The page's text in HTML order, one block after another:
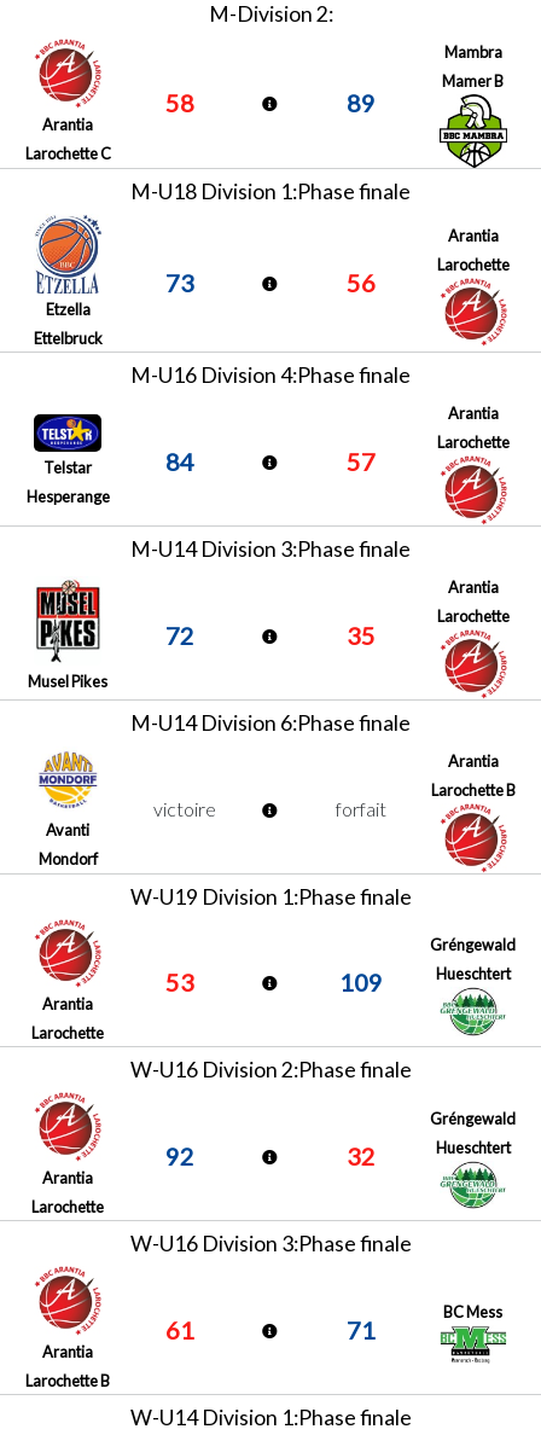
M-Division 2:
Arantia
Larochette C
58 89
Mambra
Mamer B
M-U18 Division 1:Phase finale
Etzella
Ettelbruck
73 56
Arantia
Larochette
M-U16 Division 4:Phase finale
Telstar
Hesperange
84 57
Arantia
Larochette
M-U14 Division 3:Phase finale
Musel Pikes
72 35
Arantia
Larochette
M-U14 Division 6:Phase finale
Avanti
Mondorf
victoire forfait
Arantia
Larochette B
W-U19 Division 1:Phase finale
Arantia
Larochette
53 109
Gréngewald
Hueschtert
W-U16 Division 2:Phase finale
Arantia
Larochette
92 32
Gréngewald
Hueschtert
W-U16 Division 3:Phase finale
Arantia
Larochette B
61 71
BC Mess
W-U14 Division 1:Phase finale